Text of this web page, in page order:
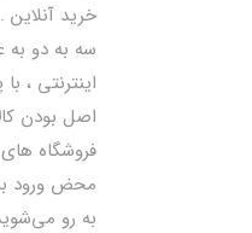
خرید آنلاین .
سه به دو به
اینترنتی ،
اصل‌ بودن
فروشگاه
محض ورود
به رو